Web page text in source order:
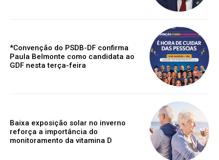
*Convenção do PSDB-DF confirma
Paula Belmonte como candidata ao
GDF nesta terça-feira
Baixa exposição solar no inverno
reforça a importância do
monitoramento da vitamina D